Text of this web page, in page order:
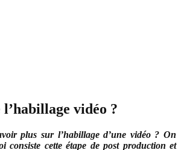
l’habillage vidéo ?
plus sur l’habillage d’une vidéo ? On
consiste cette étape de post production et